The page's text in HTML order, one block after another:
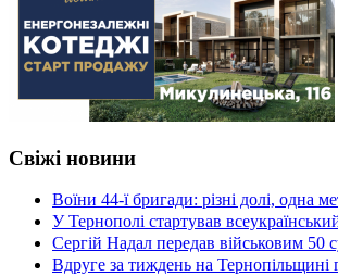
Свіжі новини
Воїни 44-ї бригади: різні долі, одна
У Тернополі стартував
Сергій Надал передав військовим 50
Вдруге за тиждень на Тернопільщині